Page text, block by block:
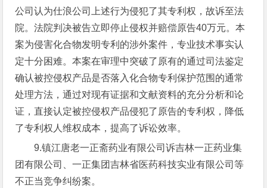
公司认为仕浪公司上述行为侵犯了其专利权，故诉至法
院。法院判决被告立即停止侵权并赔偿原告40万元。本
案为侵害化合物发明专利的涉外案件，专业技术事实认
定十分困难。本案在审理中突破了原有的通过司法鉴定
确认被控侵权产品是否落入化合物专利保护范围的通常
处理方法，通过对现有证据和文献资料的充分分析和论
证，直接认定被控侵权产品侵犯了原告的专利权，降低
了专利权人维权成本，提高了诉讼效率。
9.镇江唐老一正斋药业有限公司诉吉林一正药业集
团有限公司、一正集团吉林省医药科技实业有限公司等
不正当竞争纠纷案。